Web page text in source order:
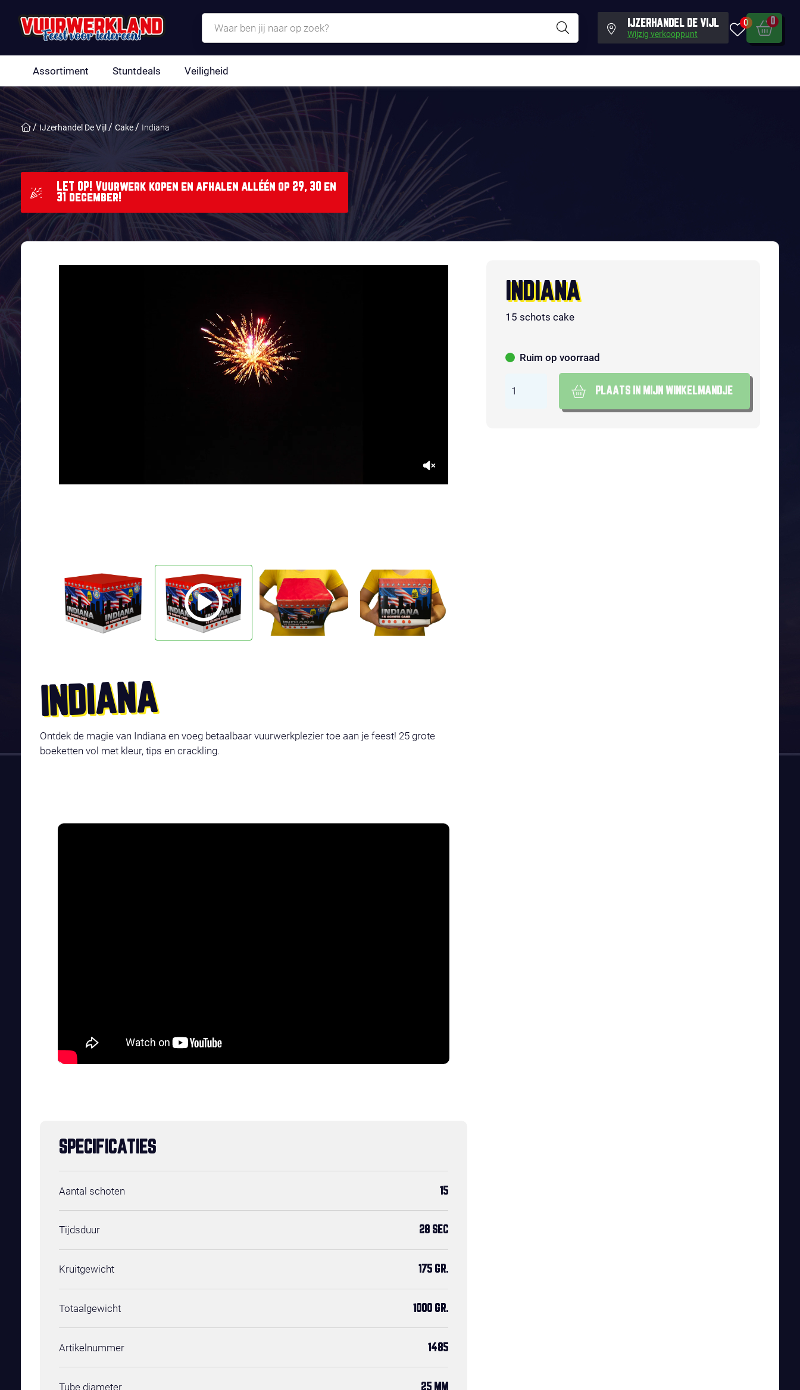
IJZERHANDEL DE VIJL
Wijzig verkooppunt
0 0
Assortiment Stuntdeals Veiligheid
IJzerhandel De Vijl Cake Indiana
LET OP! Vuurwerk kopen en afhalen alléén op 29, 30 en
31 december!
INDIANA
Ontdek de magie van Indiana en voeg betaalbaar vuurwerkplezier toe aan je feest! 25 grote
boeketten vol met kleur, tips en crackling.
INDIANA
15 schots cake
Ruim op voorraad
PLAATS IN MIJN WINKELMANDJE
SPECIFICATIES
Aantal schoten 15
Tijdsduur 28 SEC
Kruitgewicht 175 GR.
Totaalgewicht 1000 GR.
Artikelnummer 1485
Tube diameter 25 MM